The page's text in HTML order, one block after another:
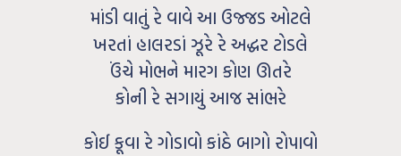
માંડી વાતું રે વાવે આ ઉજ્જડ ઓટલે
ખરતાં હાલરડાં ઝૂરે રે અદ્ધર ટોડલે
ઉંચે મોભને મારગ કોણ ઊતરે
કોની રે સગાયું આજ સાંભરે
કોઈ કૂવા રે ગોડાવો કાંઠે બાગો રોપાવો